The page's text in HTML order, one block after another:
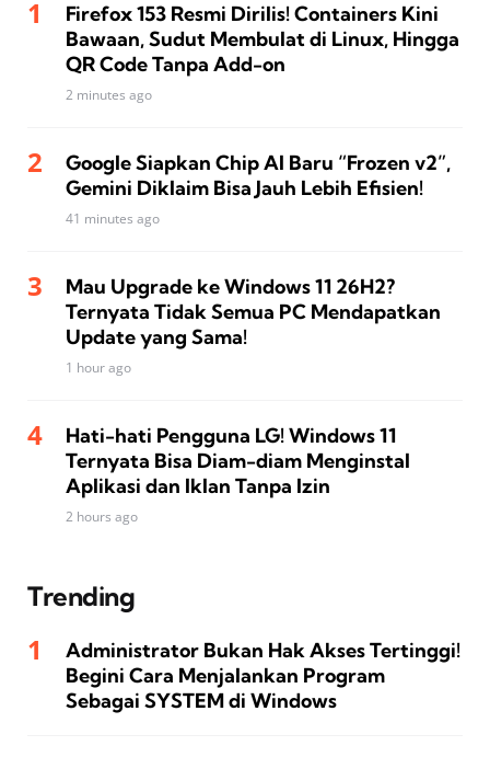
Firefox 153 Resmi Dirilis! Containers Kini
Bawaan, Sudut Membulat di Linux, Hingga
QR Code Tanpa Add-on
2 minutes ago
Google Siapkan Chip AI Baru “Frozen v2”,
Gemini Diklaim Bisa Jauh Lebih Efisien!
41 minutes ago
Mau Upgrade ke Windows 11 26H2?
Ternyata Tidak Semua PC Mendapatkan
Update yang Sama!
1 hour ago
Hati-hati Pengguna LG! Windows 11
Ternyata Bisa Diam-diam Menginstal
Aplikasi dan Iklan Tanpa Izin
2 hours ago
Trending
Administrator Bukan Hak Akses Tertinggi!
Begini Cara Menjalankan Program
Sebagai SYSTEM di Windows